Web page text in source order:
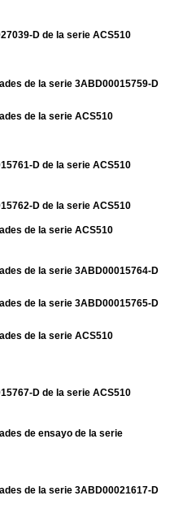
D de la serie ACS510
de la serie 3ABD00015759-D
de la serie ACS510
D de la serie ACS510
D de la serie ACS510
de la serie ACS510
de la serie 3ABD00015764-D
de la serie 3ABD00015765-D
de la serie ACS510
D de la serie ACS510
de ensayo de la serie
de la serie 3ABD00021617-D